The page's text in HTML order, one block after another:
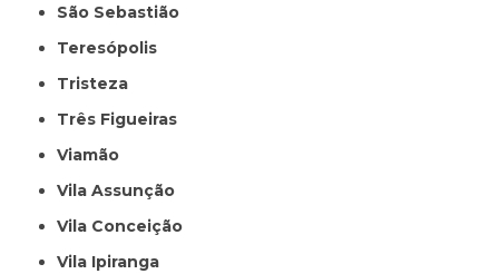
São Sebastião
Teresópolis
Tristeza
Três Figueiras
Viamão
Vila Assunção
Vila Conceição
Vila Ipiranga